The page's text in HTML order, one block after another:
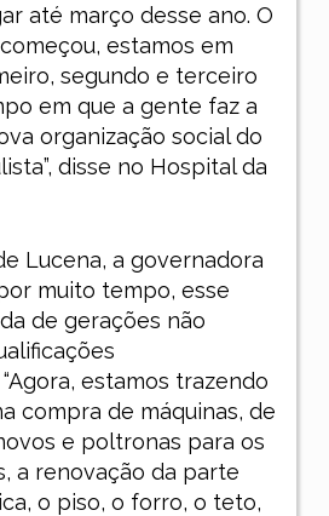
até março desse ano. O
estamos em
segundo e terceiro
em que a gente faz a
organização social do
disse no Hospital da
Lucena, a governadora
muito tempo, esse
de gerações não
estamos trazendo
compra de máquinas, de
e poltronas para os
a renovação da parte
o piso, o forro, o teto,